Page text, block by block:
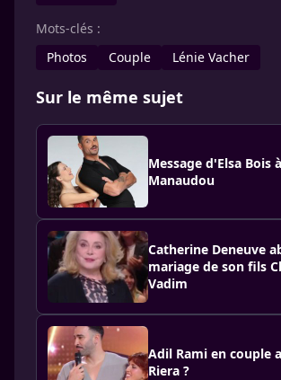
Mots-clés :
Photos
Couple Lénie Vacher
Sur le même sujet
Message d'Elsa Bois
Manaudou
Catherine Deneuve
mariage de son fils
Vadim
Adil Rami en couple
Riera ?